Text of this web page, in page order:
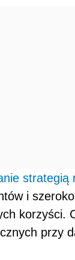
strategią
i
korzyści.
przy